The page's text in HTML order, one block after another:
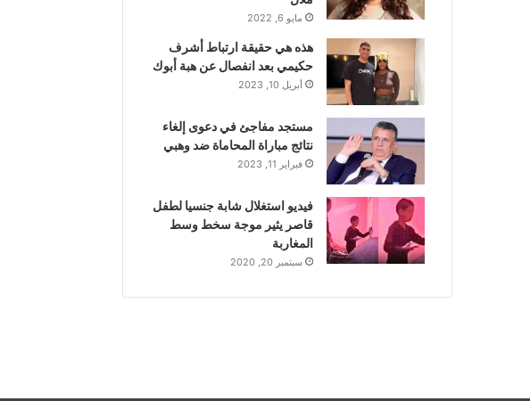
مايو 6, 2022
هذه هي حقيقة ارتباط أشرف
حكيمي بعد انفصال عن هبة أبوك
أبريل 10, 2023
مستجد مفاجئ في دعوى إلغاء
نتائج مباراة المحاماة ضد وهبي
فبراير 11, 2023
فيديو استغلال شابة جنسيا لطفل
قاصر يثير موجة سخط وسط
المغاربة
سبتمبر 20, 2020